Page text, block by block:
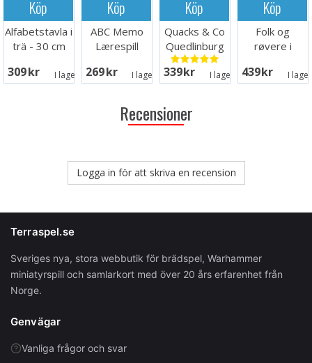
Köp
Alfabetstavla i
trä - 30 cm
309 SEK I lager: 7
Köp
ABC Memo
Lærespill
269 SEK I lager: 2
Köp
Quacks & Co
Quedlinburg
Dash
Brädspel
339 SEK I lager: 2
Köp
Folk og
røvere i
By Spill
439 SEK I
Recensioner
Logga in för att skriva en recension
Terraspel.se
Sveriges nya, stora webbutik för brädspel, Warhammer
miniatyrspill och samlarkort med över 20 års erfarenhet från
Norge.
Genvägar
Vanliga frågor och svar